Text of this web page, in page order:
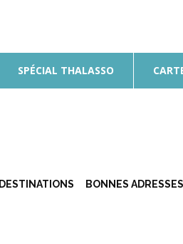
SPÉCIAL THALASSO
DESTINATIONS BONNES ADRESSES